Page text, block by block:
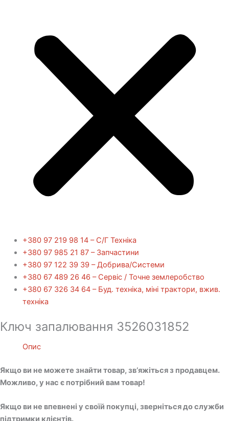
+380 97 219 98 14 – С/Г Техніка
+380 97 985 21 87 – Запчастини
+380 97 122 39 39 – Добрива/Cистеми
+380 67 489 26 46 – Сервіс / Точне землеробство
+380 67 326 34 64 – Буд. техніка, міні трактори, вжив.
техніка
Ключ запалювання 3526031852
Опис
Якщо ви не можете знайти товар, зв’яжіться з продавцем.
Можливо, у нас є потрібний вам товар!
Якщо ви не впевнені у своїй покупці, зверніться до служби
підтримки клієнтів.